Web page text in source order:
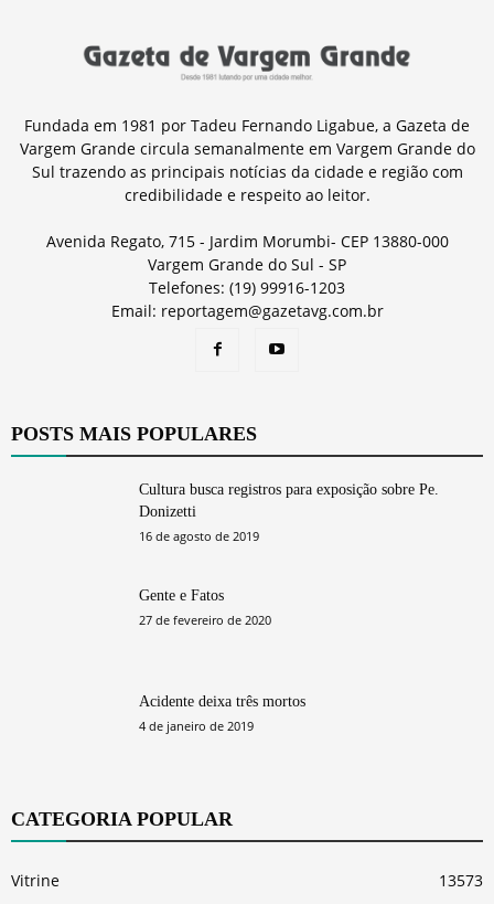
Fundada em 1981 por Tadeu Fernando Ligabue, a Gazeta de
Vargem Grande circula semanalmente em Vargem Grande do
Sul trazendo as principais notícias da cidade e região com
credibilidade e respeito ao leitor.
Avenida Regato, 715 - Jardim Morumbi- CEP 13880-000
Vargem Grande do Sul - SP
Telefones: (19) 99916-1203
Email: reportagem@gazetavg.com.br
POSTS MAIS POPULARES
Cultura busca registros para exposição sobre Pe.
Donizetti
16 de agosto de 2019
Gente e Fatos
27 de fevereiro de 2020
Acidente deixa três mortos
4 de janeiro de 2019
CATEGORIA POPULAR
Vitrine
13573